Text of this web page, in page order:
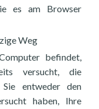
es am Browser
Weg
befindet,
versucht, die
entweder den
haben, Ihre